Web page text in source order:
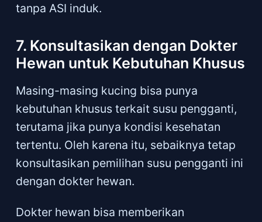
tanpa ASI induk.
7. Konsultasikan dengan Dokter
Hewan untuk Kebutuhan Khusus
Masing-masing kucing bisa punya
kebutuhan khusus terkait susu pengganti,
terutama jika punya kondisi kesehatan
tertentu. Oleh karena itu, sebaiknya tetap
konsultasikan pemilihan susu pengganti ini
dengan dokter hewan.
Dokter hewan bisa memberikan